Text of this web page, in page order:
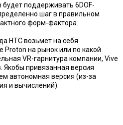
будет поддерживать 6DOF-
шаг в правильном
форм-фактора.
HTC возьмет на себя
Proton на рынок или по какой
VR-гарнитура компании, Vive
Якобы привязанная версия
автономная версия (из-за
и вычислений).